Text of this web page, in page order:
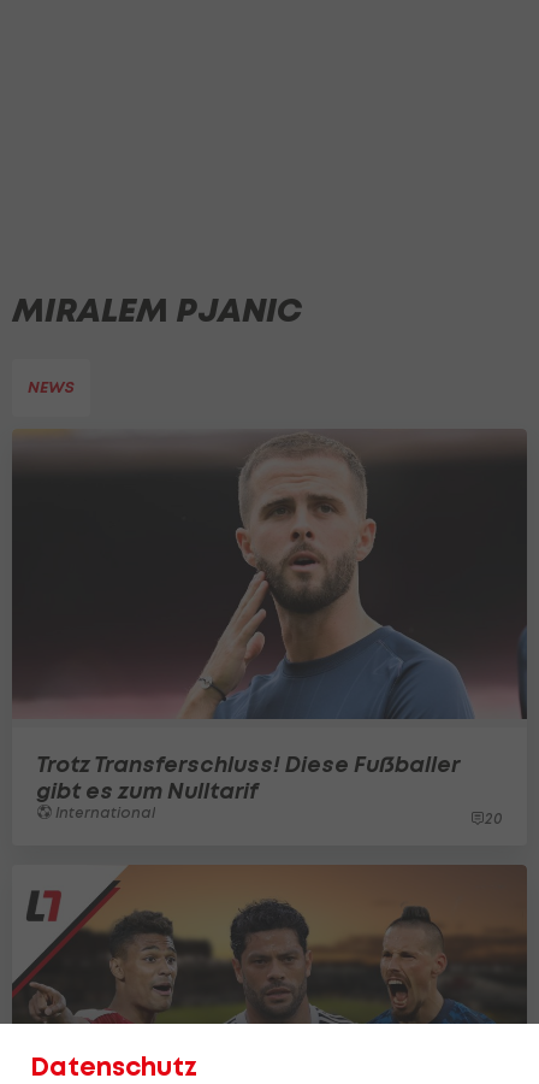
MIRALEM PJANIC
NEWS
Trotz Transferschluss! Diese Fußballer
gibt es zum Nulltarif
International 20
Datenschutz